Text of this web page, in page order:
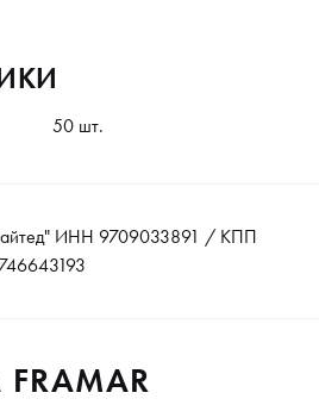
50 шт.
ИНН 9709033891 / КПП